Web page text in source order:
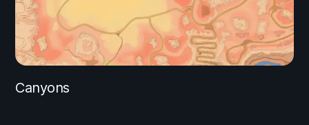
Canyons